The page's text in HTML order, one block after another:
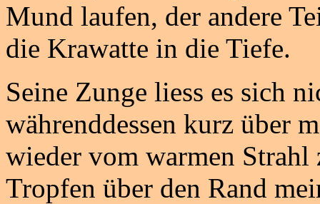
Mund laufen, der andere
die Krawatte in die Tiefe.
Seine Zunge liess es sich
währenddessen kurz über
wieder vom warmen Strahl
Tropfen über den Rand